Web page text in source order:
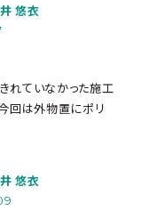
悠衣
れていなかった施工
回は外物置にポリ
悠衣